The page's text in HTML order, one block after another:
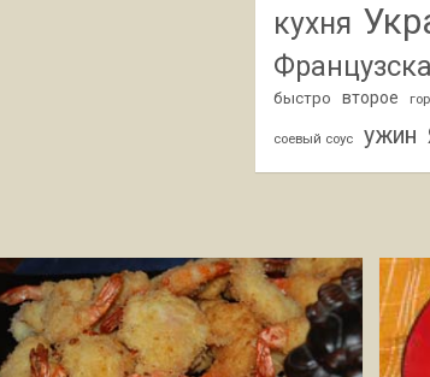
кухня
быстро второе
соевый соус ужин